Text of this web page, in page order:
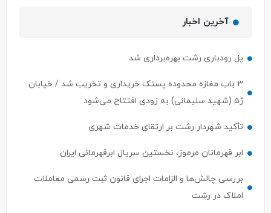
آخرین اخبار
پل رودباری رشت بهره‌برداری شد
۳ باب مغازه محدوده پستک خریداری و تخریب شد / خیابان
ژ۵ (شهید سلیمانی) به زودی افتتاح می‌شود
تأکید شهردار رشت بر ارتقای خدمات شهری
ابر قهرمانان مرموز، نخستین سریال ابرقهرمانی ایران
بررسی چالش‌ها و الزامات اجرای قانون ثبت رسمی معاملات
املاک در رشت